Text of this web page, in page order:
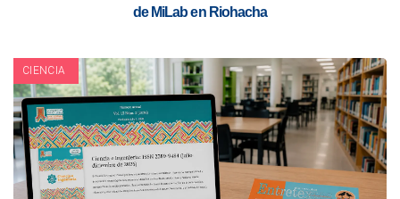
de MiLab en Riohacha
CIENCIA